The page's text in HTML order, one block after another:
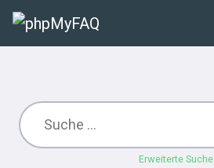
Erweiterte Suche